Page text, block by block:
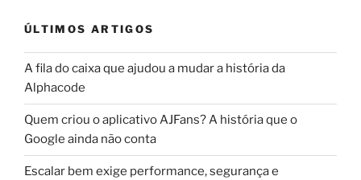
ÚLTIMOS ARTIGOS
A fila do caixa que ajudou a mudar a história da
Alphacode
Quem criou o aplicativo AJFans? A história que o
Google ainda não conta
Escalar bem exige performance, segurança e